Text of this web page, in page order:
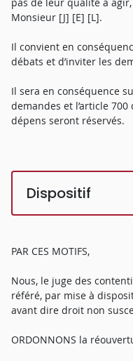
Monsieur [J] [E] [L].
Il convient en
débats et d’inviter les
Il sera en conséquence
demandes et l’article
dépens seront réservés.
Dispositif
PAR CES MOTIFS,
Nous, le juge des
référé, par mise à
avant dire droit non
ORDONNONS la